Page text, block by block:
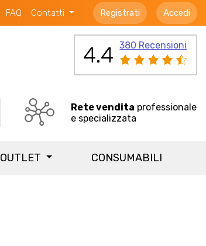
FAQ Contatti Registrati Accedi
4.4 380 Recensioni
Rete vendita professionale
e specializzata
OUTLET CONSUMABILI